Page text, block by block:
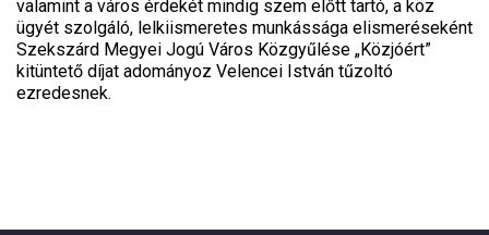
valamint a város érdekét mindig szem előtt tartó, a köz
ügyét szolgáló, lelkiismeretes munkássága elismeréseként
Szekszárd Megyei Jogú Város Közgyűlése „Közjóért”
kitüntető díjat adományoz Velencei István tűzoltó
ezredesnek.